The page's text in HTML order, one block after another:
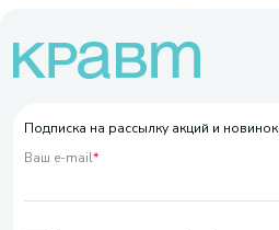
Подписка на рассылку акций и новинок
Ваш e-mail*